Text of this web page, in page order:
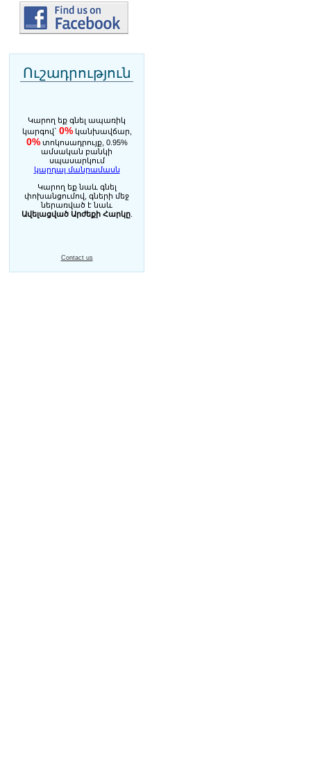
Ուշադրություն
Կարող եք գնել ապառիկ
կարգով` 0%կանխավճար,
0%տոկոսադրույք, 0.95%
ամսական բանկի
սպասարկում
կարդալ մանրամասն
Կարող եք նաև գնել
փոխանցումով, գների մեջ
ներառված է նաև
Ավելացված Արժեքի Հարկը.
Contact us